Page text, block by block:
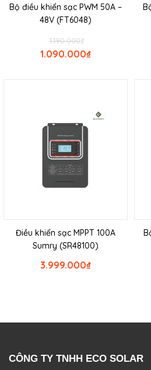
Bộ điều khiển sạc PWM 50A –
48V (FT6048)
₫
1.190.000
₫
1.090.000
Điều khiển sạc MPPT 100A
Sumry (SR48100)
₫
3.999.000
CÔNG TY TNHH ECO SOLAR